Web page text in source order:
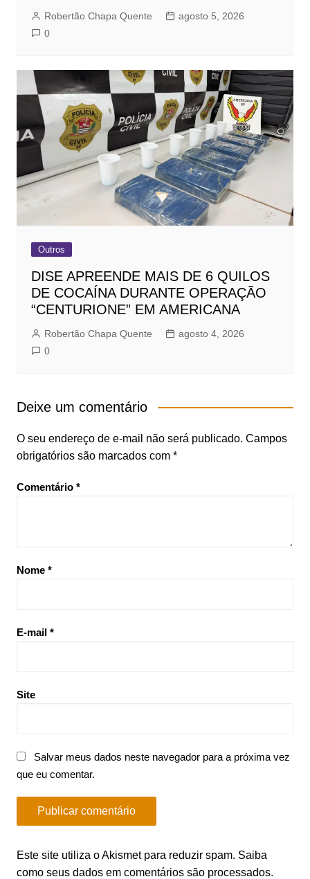
Robertão Chapa Quente
agosto 5, 2026
0
Outros
DISE APREENDE MAIS DE 6 QUILOS
DE COCAÍNA DURANTE OPERAÇÃO
“CENTURIONE” EM AMERICANA
Robertão Chapa Quente
agosto 4, 2026
0
Deixe um comentário
O seu endereço de e-mail não será publicado. Campos
obrigatórios são marcados com *
Comentário *
Nome *
E-mail *
Site
Salvar meus dados neste navegador para a próxima vez
que eu comentar.
Este site utiliza o Akismet para reduzir spam. Saiba
como seus dados em comentários são processados.